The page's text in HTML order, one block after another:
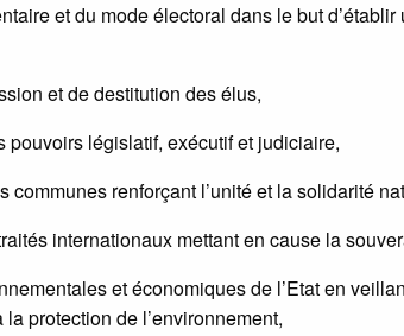
et du mode électoral dans le but
et de destitution des élus,
pouvoirs législatif, exécutif et judiciaire,
renforçant l’unité et la solidarité
internationaux mettant en cause la
et économiques de l’Etat en
protection de l’environnement,